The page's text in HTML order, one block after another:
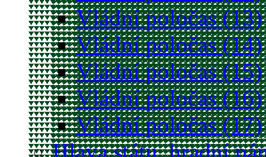
Vládní poločas (13)
Vládní poločas (14)
Vládní poločas (15)
Vládní poločas (16)
Vládní poločas (17)
Hlava státu, hradní